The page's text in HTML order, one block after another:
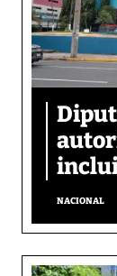
NACIONAL